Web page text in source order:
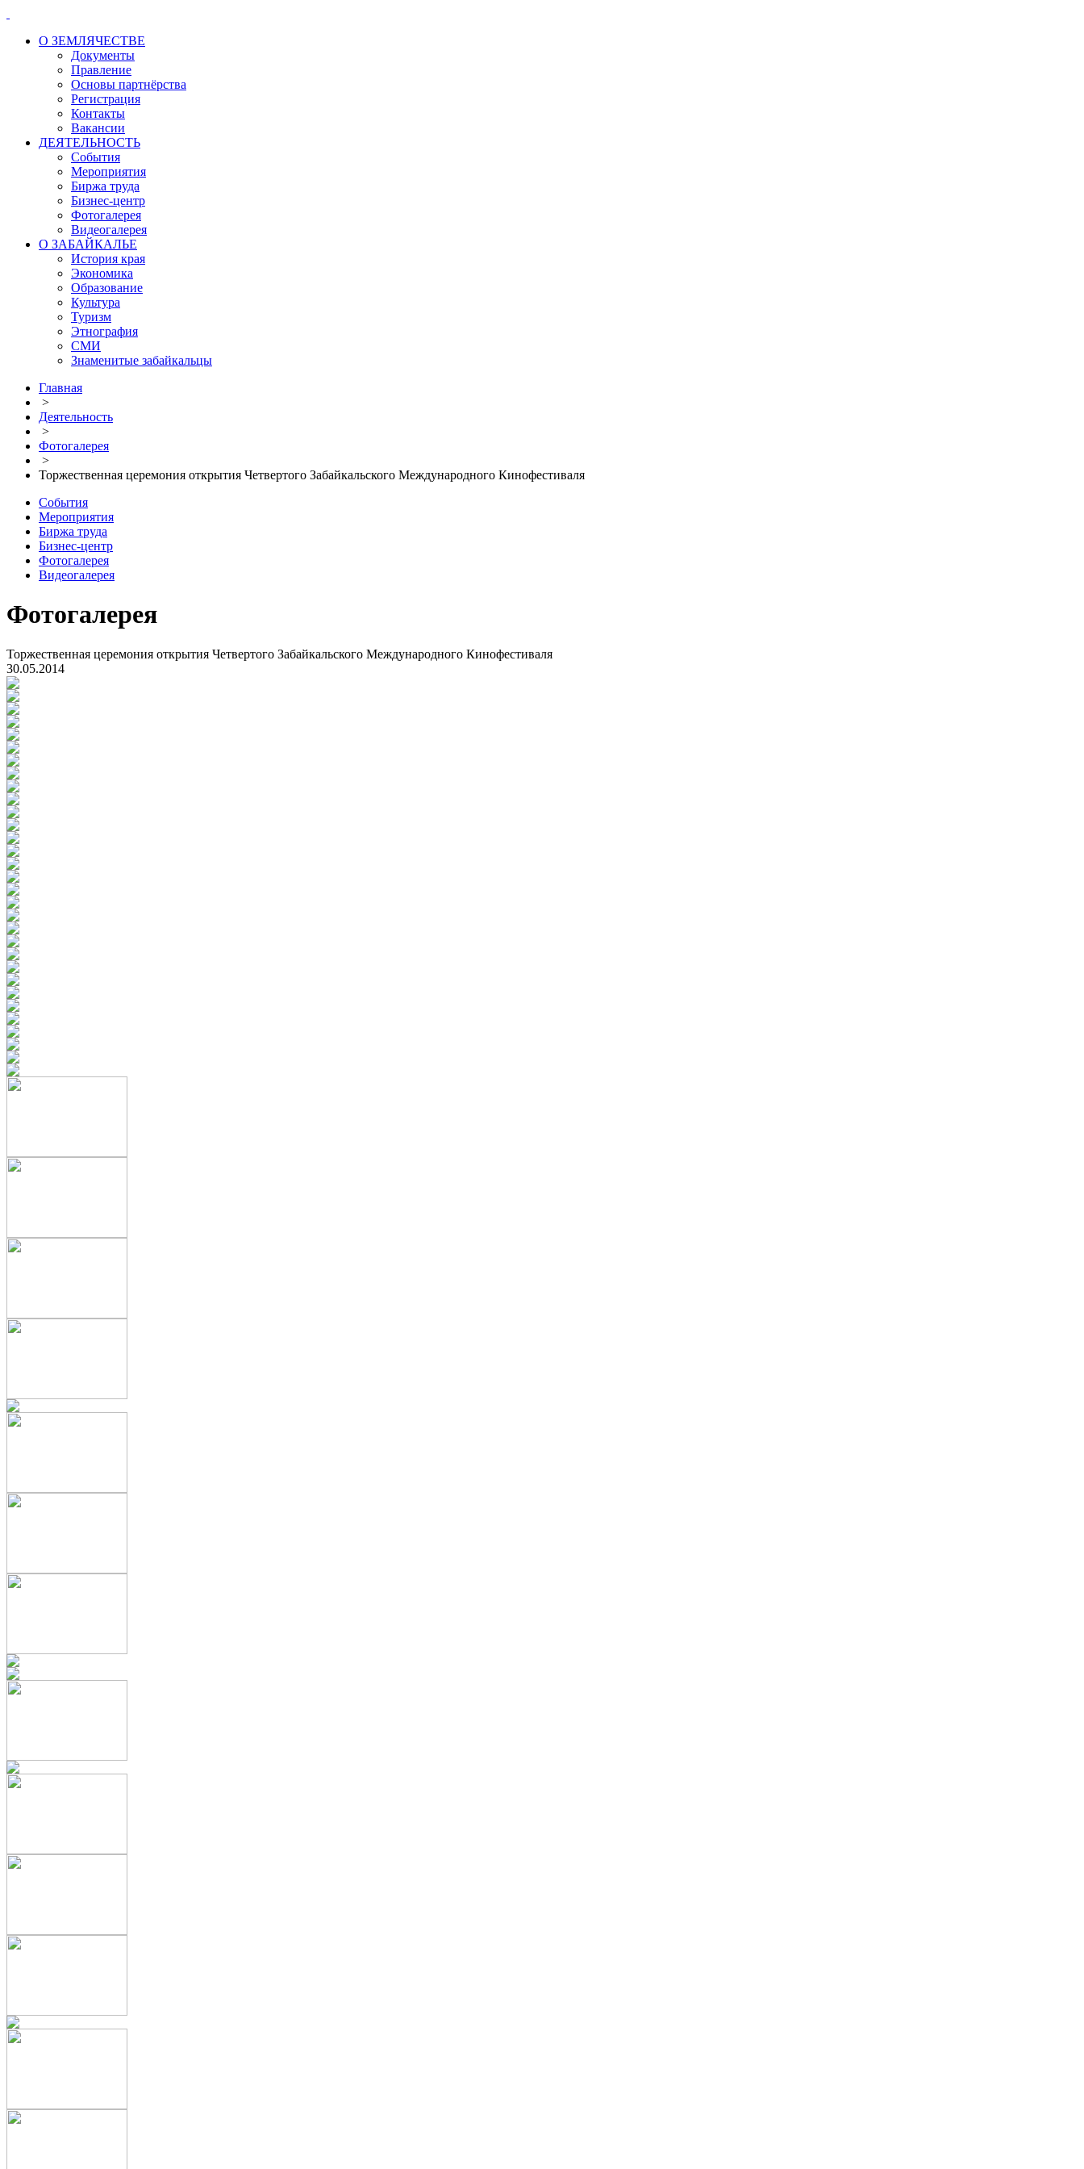
О ЗЕМЛЯЧЕСТВЕ
Документы
Правление
Основы партнёрства
Регистрация
Контакты
Вакансии
ДЕЯТЕЛЬНОСТЬ
События
Мероприятия
Биржа труда
Бизнес-центр
Фотогалерея
Видеогалерея
О ЗАБАЙКАЛЬЕ
История края
Экономика
Образование
Культура
Туризм
Этнография
СМИ
Знаменитые забайкальцы
Главная
>
Деятельность
>
Фотогалерея
>
Торжественная церемония открытия Четвертого Забайкальского Международного Кинофестиваля
События
Мероприятия
Биржа труда
Бизнес-центр
Фотогалерея
Видеогалерея
Фотогалерея
Торжественная церемония открытия Четвертого Забайкальского Международного Кинофестиваля
30.05.2014